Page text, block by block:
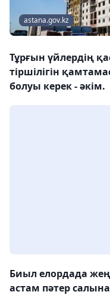
astana.gov.kz
Тұрғын үйлердің
тіршілігін
болуы керек - әкім.
Биыл елордада
астам пәтер